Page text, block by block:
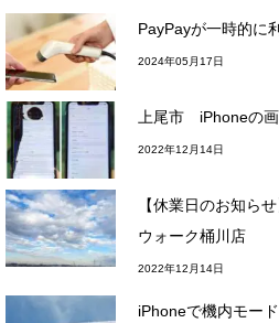
PayPayが一時的に
2024年05月17日
上尾市 iPhoneの
2022年12月14日
【休業日のお知ら
ウォーク桶川店
2022年12月14日
iPhoneで機内モー